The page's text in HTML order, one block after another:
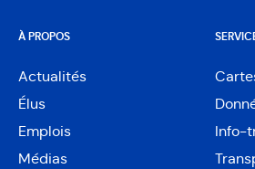
À PROPOS
Actualités
Élus
Emplois
Médias
Info-